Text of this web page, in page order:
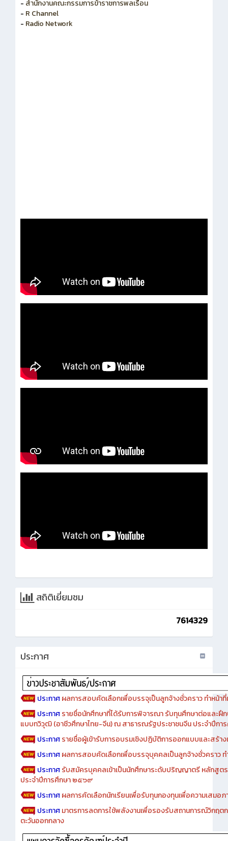
- สำนักงานคณะกรรมการพัฒนาระบบราชการ
- สำนักงานคณะกรรมการข้าราชการพลเรือน
- R Channel
7614329
ประกาศผลการสอบคัดเลือกเพื่อบรรจุเป็นลูกจ้างชั่วคราว ทำหน้าที่
ประกาศ รายชื่อนักศึกษาที่ได้รับการพิจารณา รับทุนศึกษาต่อและฝึ
แบบทวิวุฒิ (อาชีวศึกษาไทย-จีน) ณ สาธารณรัฐประชาชนจีน ประจำปีก
ประกาศรายชื่อผู้เข้ารับการอบรมเชิงปฏิบัติการออกแบบและสร้า
ประกาศผลการสอบคัดเลือกเพื่อบรรจุบุคคลเป็นลูกจ้างชั่วคราว ท
ประกาศรับสมัครบุคคลเข้าเป็นนักศึกษาระดับปริญญาตรี หลักสูต
ประจำปีการศึกษา ๒๕๖๙
ประกาศผลการคัดเลือกนักเรียนเพื่อรับทุนกองทุนเพื่อความเสมอ
ประกาศมาตรการลดการใช้พลังงานเพื่อรองรับสถานการณ์วิกฤ
ตะวันออกกลาง